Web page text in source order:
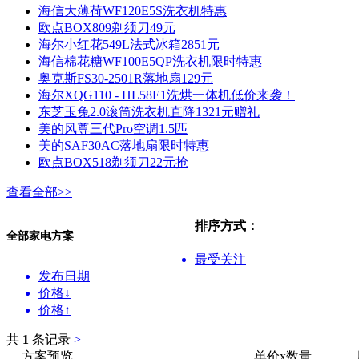
海信大薄荷WF120E5S洗衣机特惠
欧点BOX809剃须刀49元
海尔小红花549L法式冰箱2851元
海信棉花糖WF100E5QP洗衣机限时特惠
奥克斯FS30-2501R落地扇129元
海尔XQG110 - HL58E1洗烘一体机低价来袭！
东芝玉兔2.0滚筒洗衣机直降1321元赠礼
美的风尊三代Pro空调1.5匹
美的SAF30AC落地扇限时特惠
欧点BOX518剃须刀22元抢
查看全部>>
全部家电方案
排序方式：
最受关注
发布日期
价格↓
价格↑
共 1 条记录 >